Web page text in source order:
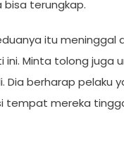
terungkap.
itu
ini. Minta tolong
Dia berharap pelaku
tempat mereka